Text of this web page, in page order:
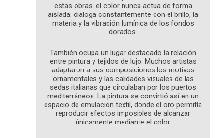
estas obras, el color nunca actúa de forma
aislada: dialoga constantemente con el brillo, la
materia y la vibración lumínica de los fondos
dorados.
También ocupa un lugar destacado la relación
entre pintura y tejidos de lujo. Muchos artistas
adaptaron a sus composiciones los motivos
ornamentales y las calidades visuales de las
sedas italianas que circulaban por los puertos
mediterráneos. La pintura se convirtió así en un
espacio de emulación textil, donde el oro permitía
reproducir efectos imposibles de alcanzar
únicamente mediante el color.